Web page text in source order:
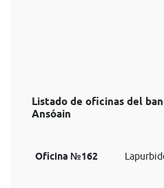
Listado de oficinas del
Ansóain
Oficina №162